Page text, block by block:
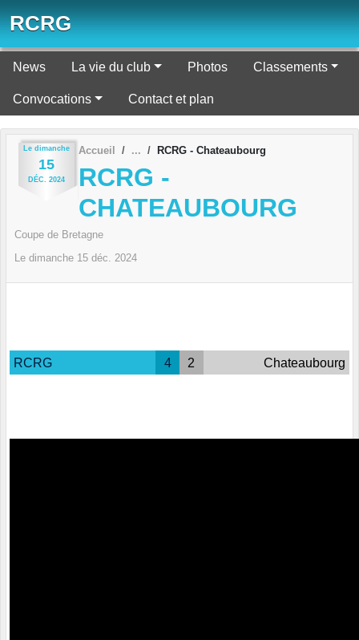
RCRG
News La vie du club Photos Classements
Convocations Contact et plan
Le dimanche
15
DÉC. 2024
Accueil RCRG - Chateaubourg
RCRG -
CHATEAUBOURG
Coupe de Bretagne
Le dimanche 15 déc. 2024
RCRG 4 2 Chateaubourg